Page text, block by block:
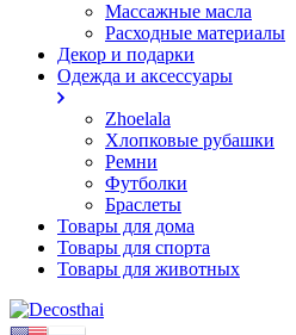
Массажные масла
Расходные материалы
Декор и подарки
Одежда и аксессуары
Zhoelala
Хлопковые рубашки
Ремни
Футболки
Браслеты
Товары для дома
Товары для спорта
Товары для животных